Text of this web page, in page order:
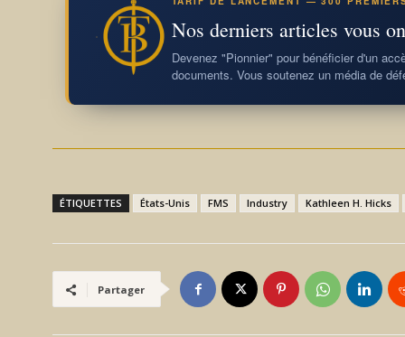
Nos derniers articles vous
Devenez "Pionnier" pour bénéficier d'un
documents. Vous soutenez un média de
ÉTIQUETTES États-Unis FMS Industry Kathleen H. Hicks
Partager